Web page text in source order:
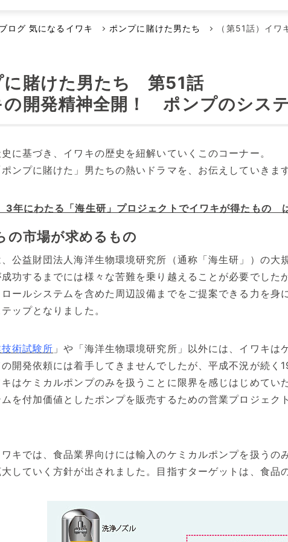
小型液体ダイヤフラムポンプ
その他のポンプ
代理店
ブログ 気になるイワキ ポンプに賭けた男たち （第51話）イ
に賭けた男たち 第51話
の開発精神全開！ ポンプのシス
に基づき、イワキの歴史を紐解いていくこのコーナー。
ンプに賭けた」男たちの熱いドラマを、お伝えしていきます
年にわたる「海生研」プロジェクトでイワキが得たもの
の市場が求めるもの
公益財団法人海洋生物環境研究所（通称「海生研」）の
功するまでには様々な苦難を乗り越えることが必要でし
ロールシステムを含めた周辺設備までをご提案できる力を
ップとなりました。
術試験所 」や「海洋生物環境研究所」以外には、イワキ
開発依頼には着手してきませんでしたが、平成不況が続
はケミカルポンプのみを扱うことに限界を感じはじめて
を付加価値としたポンプを販売するための営業プロジェク
キでは、食品業界向けには輸入のケミカルポンプを扱うの
していく方針が出されました。目指すターゲットは、食品